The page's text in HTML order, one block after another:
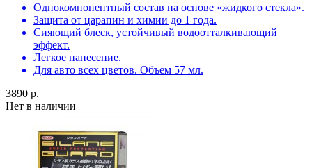
Однокомпонентный состав на основе «жидкого стекла».
Защита от царапин и химии до 1 года.
Сияющий блеск, устойчивый водоотталкивающий
эффект.
Легкое нанесение.
Для авто всех цветов. Объем 57 мл.
3890 р.
Нет в наличии